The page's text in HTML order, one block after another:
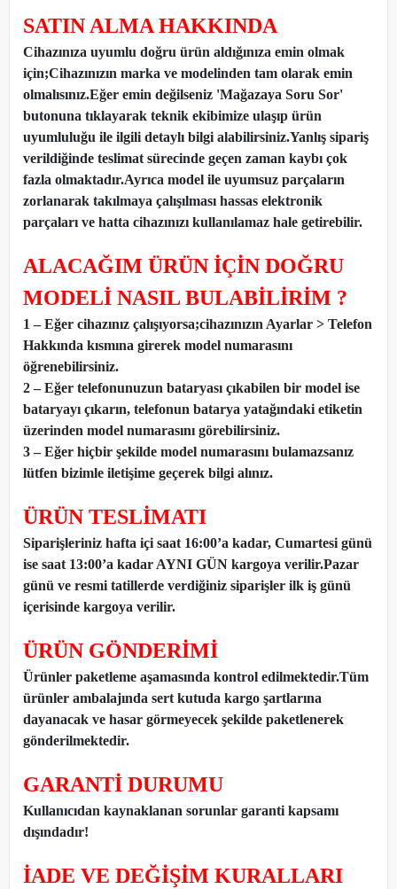
SATIN ALMA HAKKINDA
Cihazınıza uyumlu doğru ürün aldığınıza emin olmak
için;Cihazınızın marka ve modelinden tam olarak emin
olmalısınız.Eğer emin değilseniz 'Mağazaya Soru Sor'
butonuna tıklayarak teknik ekibimize ulaşıp ürün
uyumluluğu ile ilgili detaylı bilgi alabilirsiniz.Yanlış sipariş
verildiğinde teslimat sürecinde geçen zaman kaybı çok
fazla olmaktadır.Ayrıca model ile uyumsuz parçaların
zorlanarak takılmaya çalışılması hassas elektronik
parçaları ve hatta cihazınızı kullanılamaz hale getirebilir.
ALACAĞIM ÜRÜN İÇİN DOĞRU
MODELİ NASIL BULABİLİRİM ?
1 – Eğer cihazınız çalışıyorsa;cihazınızın Ayarlar > Telefon
Hakkında kısmına girerek model numarasını
öğrenebilirsiniz.
2 – Eğer telefonunuzun bataryası çıkabilen bir model ise
bataryayı çıkarın, telefonun batarya yatağındaki etiketin
üzerinden model numarasını görebilirsiniz.
3 – Eğer hiçbir şekilde model numarasını bulamazsanız
lütfen bizimle iletişime geçerek bilgi alınız.
ÜRÜN TESLİMATI
Siparişleriniz hafta içi saat 16:00’a kadar, Cumartesi günü
ise saat 13:00’a kadar AYNI GÜN kargoya verilir.Pazar
günü ve resmi tatillerde verdiğiniz siparişler ilk iş günü
içerisinde kargoya verilir.
ÜRÜN GÖNDERİMİ
Ürünler paketleme aşamasında kontrol edilmektedir.Tüm
ürünler ambalajında sert kutuda kargo şartlarına
dayanacak ve hasar görmeyecek şekilde paketlenerek
gönderilmektedir.
GARANTİ DURUMU
Kullanıcıdan kaynaklanan sorunlar garanti kapsamı
dışındadır!
İADE VE DEĞİŞİM KURALLARI